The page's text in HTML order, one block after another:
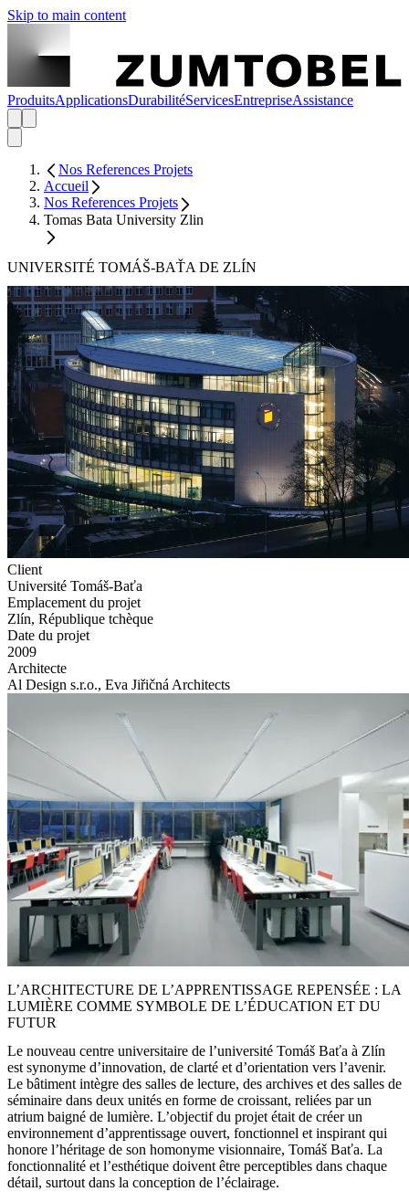
Skip to main content
ProduitsApplicationsDurabilitéServicesEntrepriseAssistance
Nos References Projets
Accueil
Nos References Projets
Tomas Bata University Zlin
UNIVERSITÉ TOMÁŠ-BAŤA DE ZLÍN
Client
Université Tomáš-Baťa
Emplacement du projet
Zlín, République tchèque
Date du projet
2009
Architecte
Al Design s.r.o., Eva Jiřičná Architects
L’ARCHITECTURE DE L’APPRENTISSAGE REPENSÉE : LA
LUMIÈRE COMME SYMBOLE DE L’ÉDUCATION ET DU
FUTUR
Le nouveau centre universitaire de l’université Tomáš Baťa à Zlín
est synonyme d’innovation, de clarté et d’orientation vers l’avenir.
Le bâtiment intègre des salles de lecture, des archives et des salles de
séminaire dans deux unités en forme de croissant, reliées par un
atrium baigné de lumière. L’objectif du projet était de créer un
environnement d’apprentissage ouvert, fonctionnel et inspirant qui
honore l’héritage de son homonyme visionnaire, Tomáš Baťa. La
fonctionnalité et l’esthétique doivent être perceptibles dans chaque
détail, surtout dans la conception de l’éclairage.